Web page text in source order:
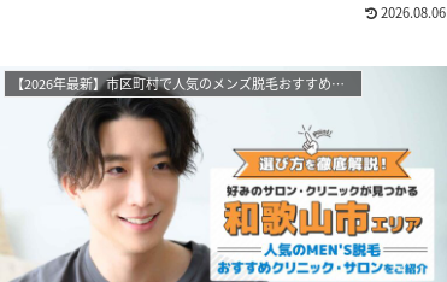
2026.08.06
【2026年最新】市区町村で人気のメンズ脱毛おすすめサロン・クリニック